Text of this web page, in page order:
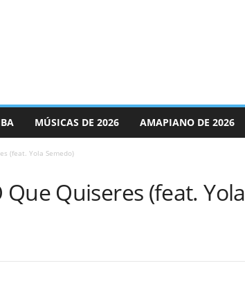
MÚSICAS DE 2026 AMAPIANO DE 2026
(feat. Yola Semedo)
Quiseres (feat. Yola